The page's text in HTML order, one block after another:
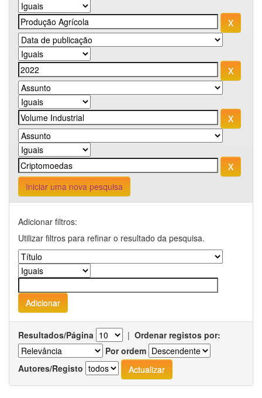
Iniciar uma nova pesquisa
Adicionar filtros:
Utilizar filtros para refinar o resultado da pesquisa.
Resultados/Página | Ordenar registos por:
Por ordem
Autores/Registo